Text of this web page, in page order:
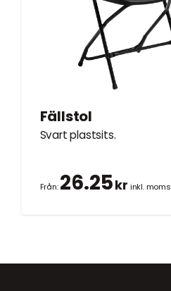
Fällstol
Svart plastsits.
Från:26.25kr inkl. moms